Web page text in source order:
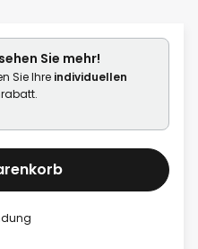
sehen Sie mehr!
Sie Ihre individuellen